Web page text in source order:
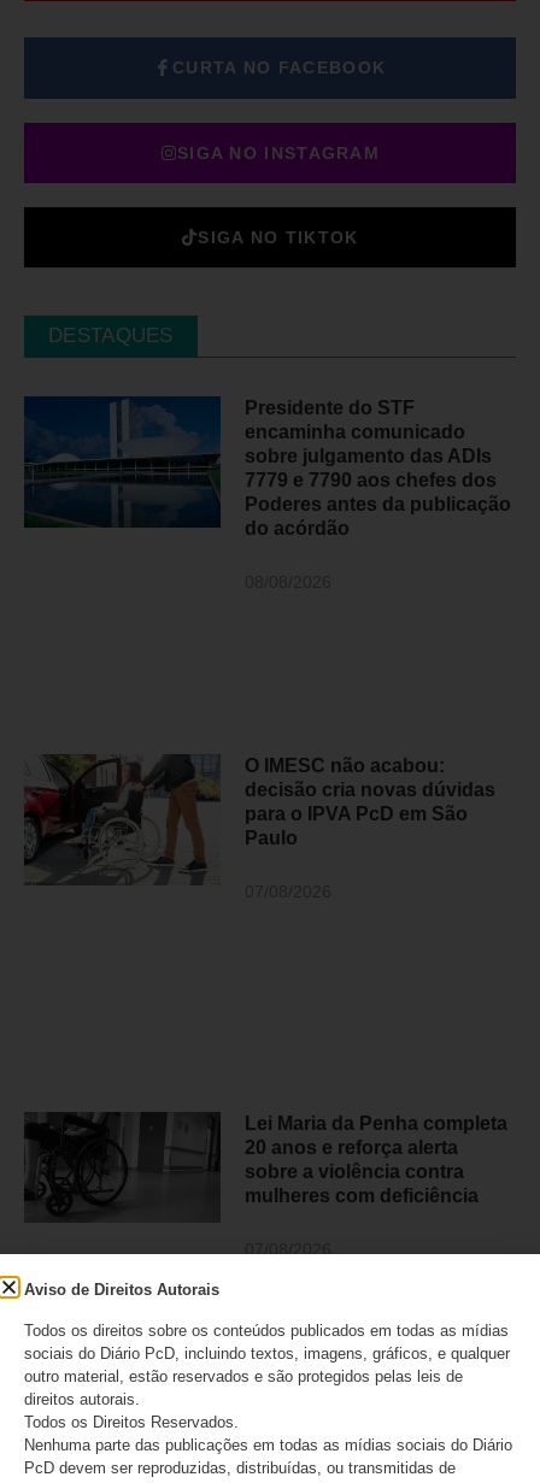
CURTA NO FACEBOOK
SIGA NO INSTAGRAM
SIGA NO TIKTOK
DESTAQUES
Presidente do STF
encaminha comunicado
sobre julgamento das ADIs
7779 e 7790 aos chefes dos
Poderes antes da publicação
do acórdão
O IMESC não acabou:
decisão cria novas dúvidas
para o IPVA PcD em São
Paulo
Lei Maria da Penha completa
20 anos e reforça alerta
sobre a violência contra
mulheres com deficiência
Aviso de Direitos Autorais
Todos os direitos sobre os conteúdos publicados em todas as mídias
sociais do Diário PcD, incluindo textos, imagens, gráficos, e qualquer
outro material, estão reservados e são protegidos pelas leis de
direitos autorais.
Todos os Direitos Reservados.
Nenhuma parte das publicações em todas as mídias sociais do Diário
PcD devem ser reproduzidas, distribuídas, ou transmitidas de